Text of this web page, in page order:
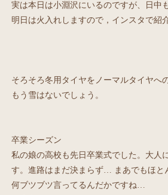
実は本日は小淵沢にいるのですが、日中
明日は火入れしますので，インスタで紹
そろそろ冬用タイヤをノーマルタイヤへ
もう雪はないでしょう。
卒業シーズン
私の娘の高校も先日卒業式でした。大人
す。進路はまだ決まらず… まあでもほと
何ブツブツ言ってるんだかですね…